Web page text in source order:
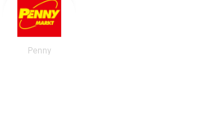
Penny